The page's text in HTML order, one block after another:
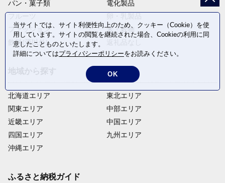
パン・菓子類
電化製品
ファッション
米・穀物
飲料(酒以外)
北海道エリア
関東エリア
近畿エリア
四国エリア
沖縄エリア
東北エリア
中部エリア
中国エリア
九州エリア
ふるさと納税ガイド
当サイトでは、サイト利便性向上のため、クッキー（Cookie）を使
用しています。サイトの閲覧を継続された場合、Cookieの利用に同
意したことものといたします。
詳細についてはプライバシーポリシーをお読みください。
OK